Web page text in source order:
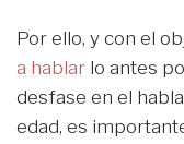
Por ello, y con el
a hablar lo antes
desfase en el
edad, es